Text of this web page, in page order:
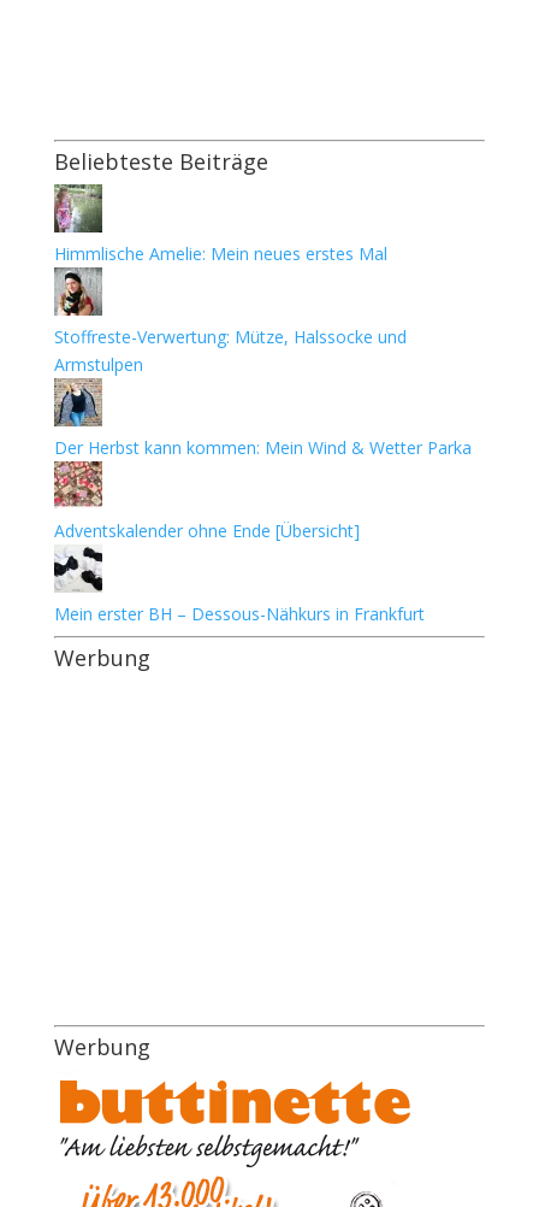
Beliebteste Beiträge
Himmlische Amelie: Mein neues erstes Mal
Stoffreste-Verwertung: Mütze, Halssocke und
Armstulpen
Der Herbst kann kommen: Mein Wind & Wetter Parka
Adventskalender ohne Ende [Übersicht]
Mein erster BH – Dessous-Nähkurs in Frankfurt
Werbung
Werbung